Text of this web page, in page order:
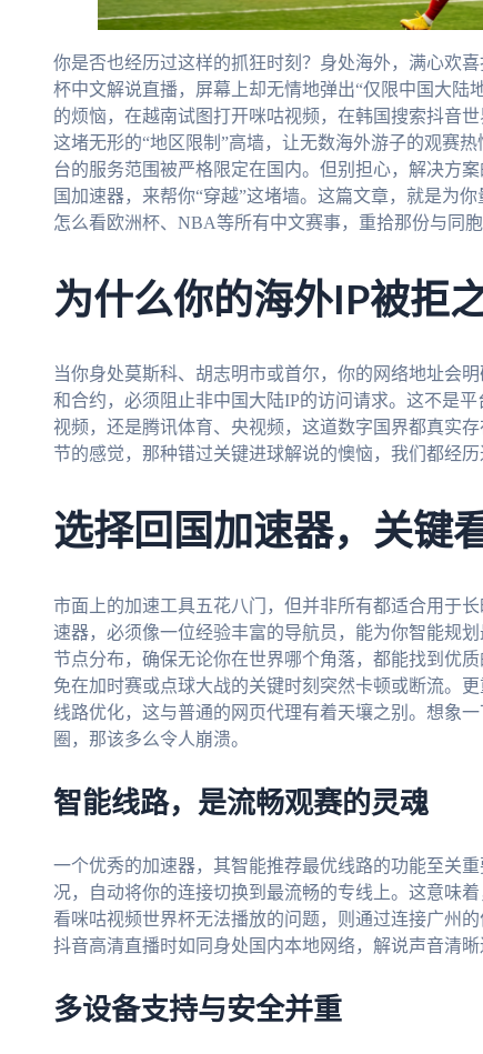
你是否也经历过这样的抓狂时刻？身处海外，满心欢
杯中文解说直播，屏幕上却无情地弹出“仅限中国大陆
的烦恼，在越南试图打开咪咕视频，在韩国搜索抖音
这堵无形的“地区限制”高墙，让无数海外游子的观赛
台的服务范围被严格限定在国内。但别担心，解决方
国加速器，来帮你“穿越”这堵墙。这篇文章，就是为
怎么看欧洲杯、NBA等所有中文赛事，重拾那份与同胞
为什么你的海外IP被拒
当你身处莫斯科、胡志明市或首尔，你的网络地址会
和合约，必须阻止非中国大陆IP的访问请求。这不是
视频，还是腾讯体育、央视频，这道数字国界都真实
节的感觉，那种错过关键进球解说的懊恼，我们都经
选择回国加速器，关键
市面上的加速工具五花八门，但并非所有都适合用于
速器，必须像一位经验丰富的导航员，能为你智能规
节点分布，确保无论你在世界哪个角落，都能找到优
免在加时赛或点球大战的关键时刻突然卡顿或断流。
线路优化，这与普通的网页代理有着天壤之别。想象
圈，那该多么令人崩溃。
智能线路，是流畅观赛的灵魂
一个优秀的加速器，其智能推荐最优线路的功能至关
况，自动将你的连接切换到最流畅的专线上。这意味
看咪咕视频世界杯无法播放的问题，则通过连接广州
抖音高清直播时如同身处国内本地网络，解说声音清晰
多设备支持与安全并重